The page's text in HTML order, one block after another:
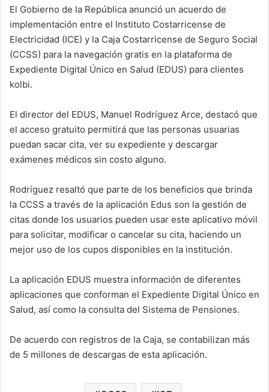
El Gobierno de la República anunció un acuerdo de
implementación entre el Instituto Costarricense de
Electricidad (ICE) y la Caja Costarricense de Seguro Social
(CCSS) para la navegación gratis en la plataforma de
Expediente Digital Único en Salud (EDUS) para clientes
kolbi.
El director del EDUS, Manuel Rodríguez Arce, destacó que
el acceso gratuito permitirá que las personas usuarias
puedan sacar cita, ver su expediente y descargar
exámenes médicos sin costo alguno.
Rodríguez resaltó que parte de los beneficios que brinda
la CCSS a través de la aplicación Edus son la gestión de
citas donde los usuarios pueden usar este aplicativo móvil
para solicitar, modificar o cancelar su cita, haciendo un
mejor uso de los cupos disponibles en la institución.
La aplicación EDUS muestra información de diferentes
aplicaciones que conforman el Expediente Digital Único en
Salud, así como la consulta del Sistema de Pensiones.
De acuerdo con registros de la Caja, se contabilizan más
de 5 millones de descargas de esta aplicación.